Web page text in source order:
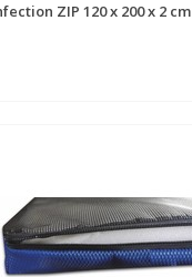
ZIP 120 x 200 x 2 cm